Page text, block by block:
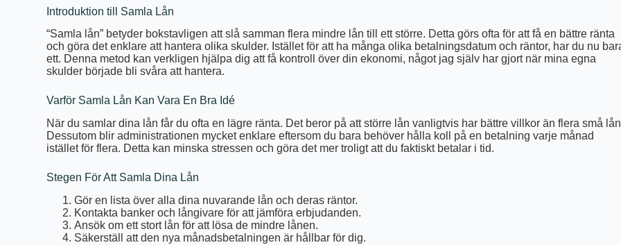
Introduktion till Samla Lån
“Samla lån” betyder bokstavligen att slå samman flera mindre lån till ett större. Detta görs ofta för att få en bättre ränta
och göra det enklare att hantera olika skulder. Istället för att ha många olika betalningsdatum och räntor, har du nu
ett. Denna metod kan verkligen hjälpa dig att få kontroll över din ekonomi, något jag själv har gjort när mina egna
skulder började bli svåra att hantera.
Varför Samla Lån Kan Vara En Bra Idé
När du samlar dina lån får du ofta en lägre ränta. Det beror på att större lån vanligtvis har bättre villkor än flera små
Dessutom blir administrationen mycket enklare eftersom du bara behöver hålla koll på en betalning varje månad
istället för flera. Detta kan minska stressen och göra det mer troligt att du faktiskt betalar i tid.
Stegen För Att Samla Dina Lån
Gör en lista över alla dina nuvarande lån och deras räntor.
Kontakta banker och långivare för att jämföra erbjudanden.
Ansök om ett stort lån för att lösa de mindre lånen.
Säkerställ att den nya månadsbetalningen är hållbar för dig.